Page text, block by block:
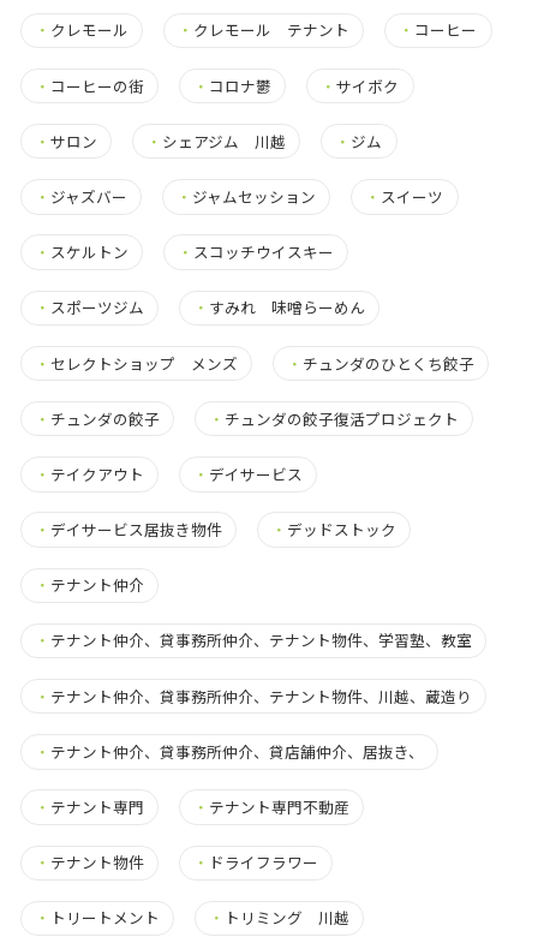
・ クレモール ・ クレモール テナント ・ コーヒー
・ コーヒーの街 ・ コロナ鬱 ・サイボク
・ サロン ・ シェアジム 川越 ・ ジム
・ ジャズバー ・ ジャムセッション ・ スイーツ
・ スケルトン ・ スコッチウイスキー
・ スポーツジム ・ すみれ 味噌らーめん
・ セレクトショップ メンズ ・ チュンダのひとくち餃子
・ チュンダの餃子 ・ チュンダの餃子復活プロジェクト
・ テイクアウト ・ デイサービス
・ デイサービス居抜き物件 ・ デッドストック
・ テナント仲介
・ テナント仲介、貸事務所仲介、テナント物件、学習塾、教室
・ テナント仲介、貸事務所仲介、テナント物件、川越、蔵造り
・ テナント仲介、貸事務所仲介、貸店舗仲介、居抜き、
・ テナント専門 ・ テナント専門不動産
・ テナント物件 ・ ドライフラワー
・ トリートメント ・ トリミング 川越